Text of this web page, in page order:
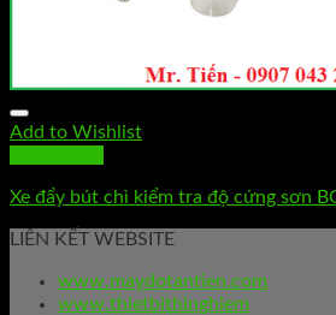
Add to Wishlist
Xe đẩy bút chì kiểm tra độ cứng sơn
LIÊN KẾT WEBSITE
www.maydotantien.com
www.thietbithinghiem